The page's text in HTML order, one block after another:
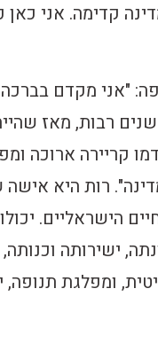
קדימה. אני כאן
"אני מקדם
שנים רבות, מאז
קריירה ארוכה
רות היא
הישראליים.
ישירותה
ומפלגת תנופה,